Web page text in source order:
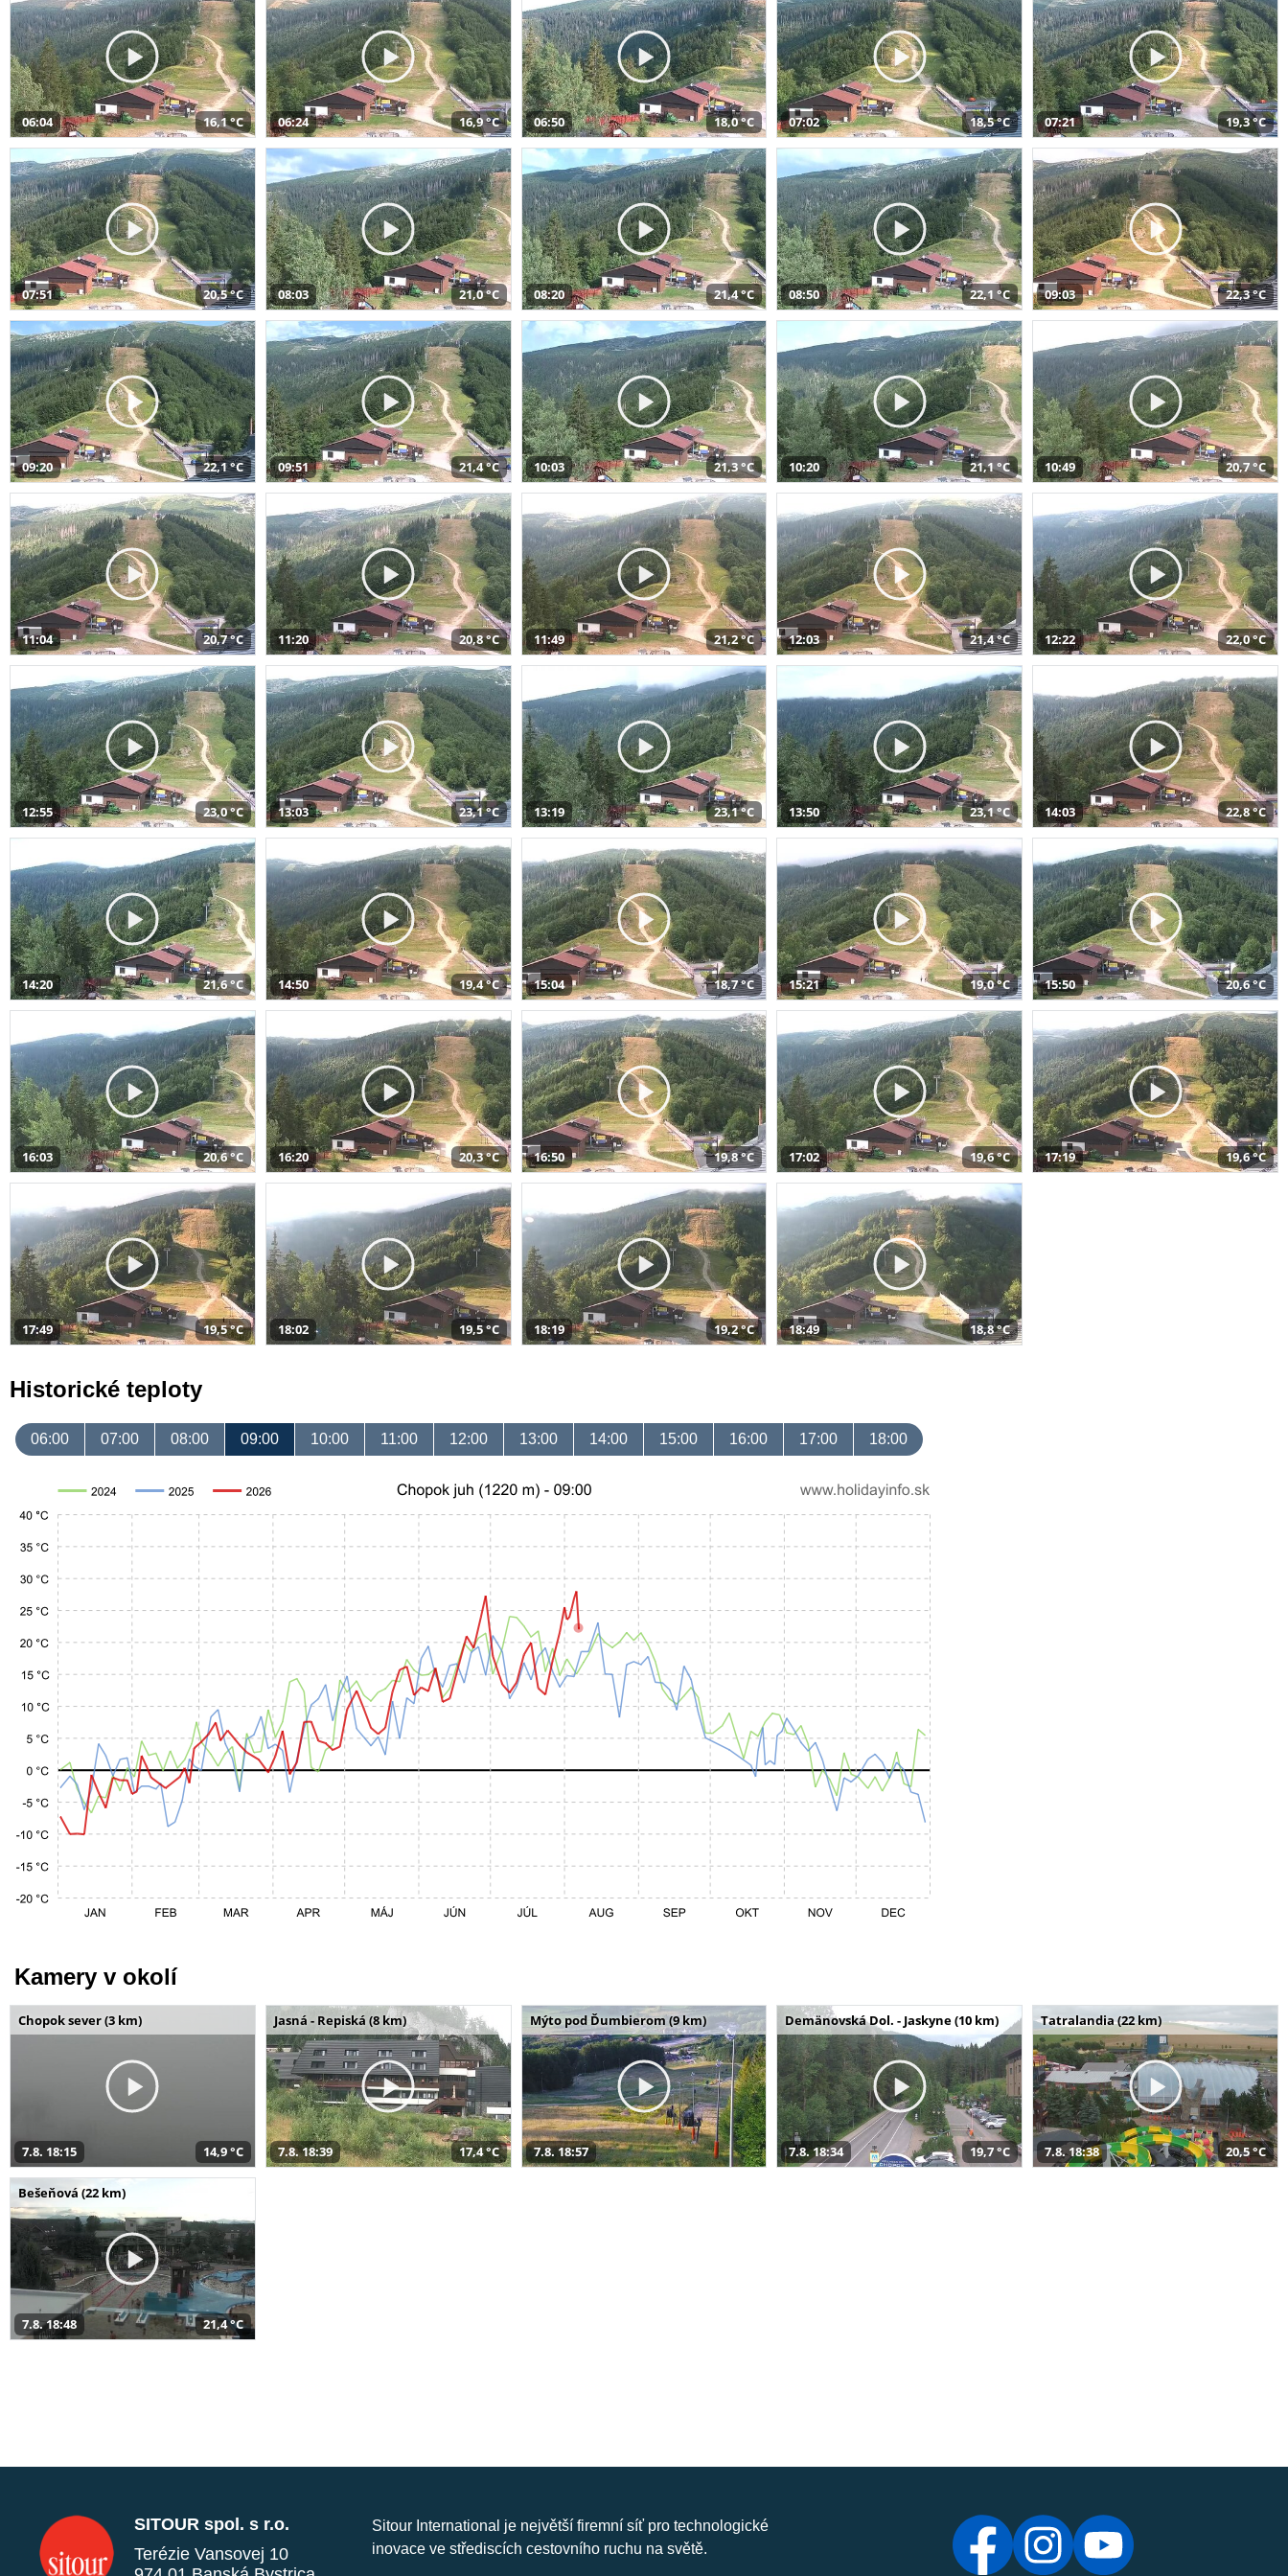
06:04 16,1 °C 06:24 16,9 °C 06:50 18,0 °C 07:02 18,5 °C 07:21 19,3 °C
07:51 20,5 °C 08:03 21,0 °C 08:20 21,4 °C 08:50 22,1 °C 09:03 22,3 °C
09:20 22,1 °C 09:51 21,4 °C 10:03 21,3 °C 10:20 21,1 °C 10:49 20,7 °C
11:04 20,7 °C 11:20 20,8 °C 11:49 21,2 °C 12:03 21,4 °C 12:22 22,0 °C
12:55 23,0 °C 13:03 23,1 °C 13:19 23,1 °C 13:50 23,1 °C 14:03 22,8 °C
14:20 21,6 °C 14:50 19,4 °C 15:04 18,7 °C 15:21 19,0 °C 15:50 20,6 °C
16:03 20,6 °C 16:20 20,3 °C 16:50 19,8 °C 17:02 19,6 °C 17:19 19,6 °C
17:49 19,5 °C 18:02 19,5 °C 18:19 19,2 °C 18:49 18,8 °C
Historické teploty
06:00 07:00 08:00 09:00 10:00 11:00 12:00 13:00 14:00 15:00 16:00 17:00 18:00
Kamery v okolí
Chopok sever (3 km)
7.8. 18:15 14,9 °C
Jasná - Repiská (8 km)
7.8. 18:39 17,4 °C
Mýto pod Ďumbierom (9 km)
7.8. 18:57
Demänovská Dol. - Jaskyne (10 km)
7.8. 18:34 19,7 °C
Tatralandia (22 km)
7.8. 18:38 20,5 °C
Bešeňová (22 km)
7.8. 18:48 21,4 °C
SITOUR spol. s r.o.
Terézie Vansovej 10
Sitour International je největší firemní síť pro technologické
inovace ve střediscích cestovního ruchu na světě.